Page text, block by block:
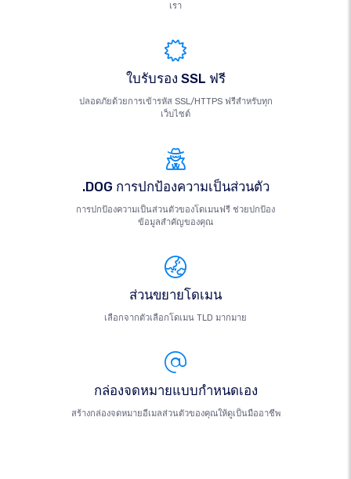
เรา
ใบรับรอง SSL ฟรี
ปลอดภัยด้วยการเข้ารหัส SSL/HTTPS ฟรีสำหรับทุก
เว็บไซต์
.DOG การปกป้องความเป็นส่วนตัว
การปกป้องความเป็นส่วนตัวของโดเมนฟรี ช่วยปกป้อง
ข้อมูลสำคัญของคุณ
ส่วนขยายโดเมน
เลือกจากตัวเลือกโดเมน TLD มากมาย
กล่องจดหมายแบบกำหนดเอง
สร้างกล่องจดหมายอีเมลส่วนตัวของคุณให้ดูเป็นมืออาชีพ